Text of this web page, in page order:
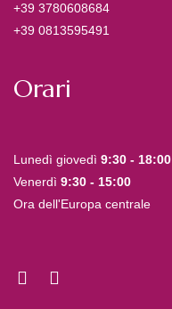
+39 3780608684
+39 0813595491
Orari
Lunedì giovedì 9:30 - 18:00
Venerdì 9:30 - 15:00
Ora dell'Europa centrale